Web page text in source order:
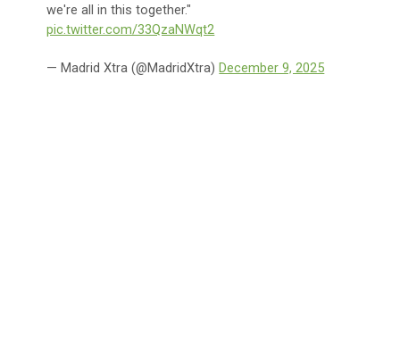
we're all in this together."
pic.twitter.com/33QzaNWqt2
— Madrid Xtra (@MadridXtra) December 9, 2025